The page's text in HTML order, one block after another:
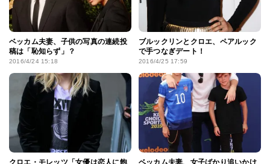
ベッカム夫妻、子供の写真の連続投
稿は「恥知らず」？
2016/4/24 15:18
ブルックリンとクロエ、ペアルック
で手つなぎデート！
2016/4/25 17:59
クロエ・モレッツ「女優は恋人に飽 ベッカム夫妻、女子ばかり追いかけ